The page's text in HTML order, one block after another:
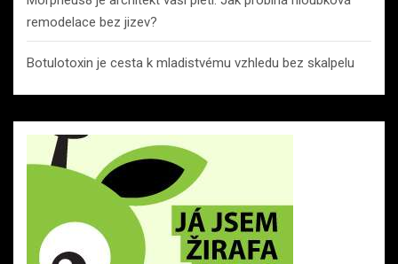
remodelace bez jizev?
Botulotoxin je cesta k mladistvému vzhledu bez skalpelu